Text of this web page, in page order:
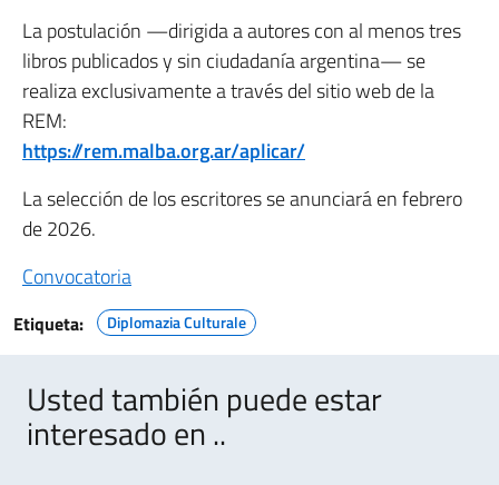
La postulación —dirigida a autores con al menos tres
libros publicados y sin ciudadanía argentina— se
realiza exclusivamente a través del sitio web de la
REM:
https://rem.malba.org.ar/aplicar/
La selección de los escritores se anunciará en febrero
de 2026.
Convocatoria
Etiqueta: Diplomazia Culturale
Usted también puede estar
interesado en ..